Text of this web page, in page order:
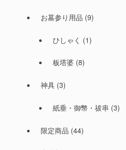
お墓参り用品 (9)
ひしゃく (1)
板塔婆(8)
神具 (3)
紙垂・御幣・祓串 (3)
限定商品 (44)